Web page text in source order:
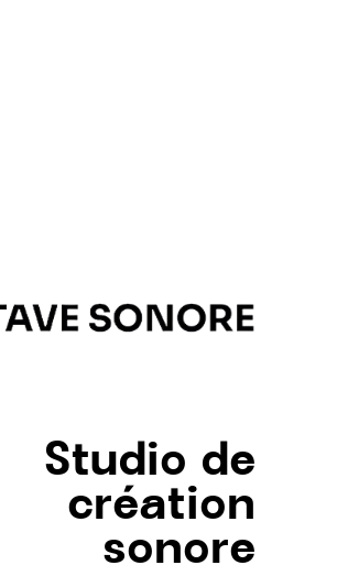
Studio de
création
sonore